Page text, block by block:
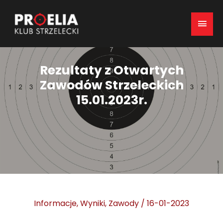
Main
Rezultaty z Otwartych
Zawodów Strzeleckich
15.01.2023r.
Informacje,Wyniki, Zawody / 16-01-2023